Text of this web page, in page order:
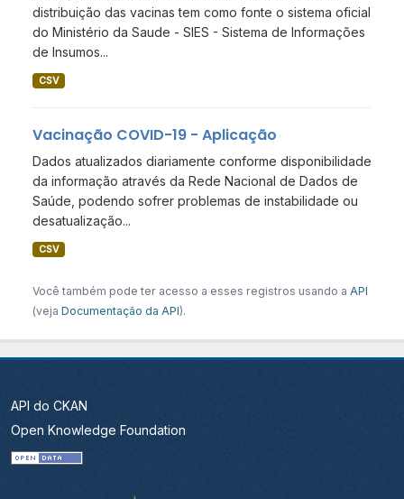
distribuição das vacinas tem como fonte o sistema oficial
do Ministério da Saude - SIES - Sistema de Informações
de Insumos...
CSV
Vacinação COVID-19 - Aplicação
Dados atualizados diariamente conforme disponibilidade
da informação através da Rede Nacional de Dados de
Saúde, podendo sofrer problemas de instabilidade ou
desatualização...
CSV
Você também pode ter acesso a esses registros usando a API
(veja Documentação da API).
API do CKAN
Open Knowledge Foundation